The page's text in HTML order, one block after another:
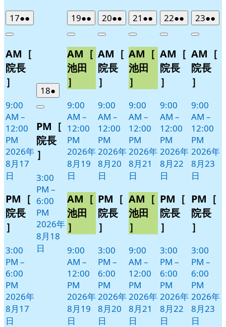
172026
年
月
17
日
●●
件
イ
Close
AM［
院長
］
9:00
AM –
12:00
PM
2026年
8月17
日
PM［
院長
］
3:00
PM –
6:00
PM
2026年
8月17
日
182026
年
月
18
日
●
件
イ
ベ
Close
PM［
院長
］
3:00
PM –
6:00
PM
2026年
8月18
日
192026
年
月
19
日
●●
件
イ
ベ
ト)
Close
AM［
池田
］
9:00
AM –
12:00
PM
2026年
8月19
日
AM［
池田
］
9:00
AM –
12:00
PM
2026年
8月19
日
202026
年
月
20
日
●●
件
イ
ベ
ト)
Close
AM［
院長
］
9:00
AM –
12:00
PM
2026年
8月20
日
PM［
院長
］
3:00
PM –
6:00
PM
2026年
8月20
日
21 2026
年
月
21
日
●●
件
イ
ベ
ト)
Close
AM［
池田
］
9:00
AM –
12:00
PM
2026年
8月21
日
AM［
池田
］
9:00
AM –
12:00
PM
2026年
8月21
日
222026
年
月
22
日
●●
件
イ
ベ
ト)
Close
AM［
院長
］
9:00
AM –
12:00
PM
2026年
8月22
日
PM［
院長
］
3:00
PM –
6:00
PM
2026年
8月22
日
232026
年
月
23
日
●●
件
イ
Close
AM［
院長
］
9:00
AM –
12:00
PM
2026年
8月23
日
PM［
院長
］
3:00
PM –
6:00
PM
2026年
8月23
日